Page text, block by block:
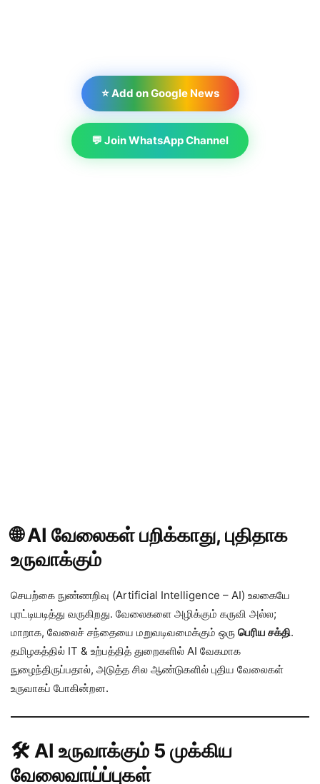
⭐ Add on Google News
💬 Join WhatsApp Channel
🌐 AI வேலைகள் பறிக்காது, புதிதாக
உருவாக்கும்
செயற்கை நுண்ணறிவு (Artificial Intelligence – AI) உலகையே
புரட்டியடித்து வருகிறது. வேலைகளை அழிக்கும் கருவி அல்ல;
மாறாக, வேலைச் சந்தையை மறுவடிவமைக்கும் ஒரு பெரிய சக்தி.
தமிழகத்தில் IT & உற்பத்தித் துறைகளில் AI வேகமாக
நுழைந்திருப்பதால், அடுத்த சில ஆண்டுகளில் புதிய வேலைகள்
உருவாகப் போகின்றன.
🛠️ AI உருவாக்கும் 5 முக்கிய
வேலைவாய்ப்புகள்